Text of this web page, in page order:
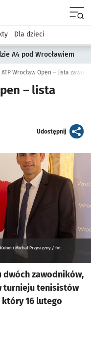
Sport i rekreacja
Dla dzieci
A4 pod Wrocławiem
Wrocław Open – lista
– lista
Udostępnijartykuł
i Michał Przysiężny / fot.
zawodników,
turnieju tenisistów
który 16 lutego